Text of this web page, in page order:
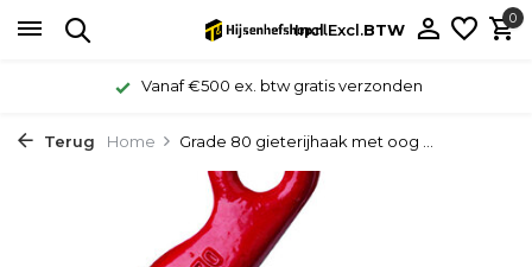
Incl.Excl.BTW
0
Vanaf €500 ex. btw gratis verzonden
Terug Home Grade 80 gieterijhaak met oog ...